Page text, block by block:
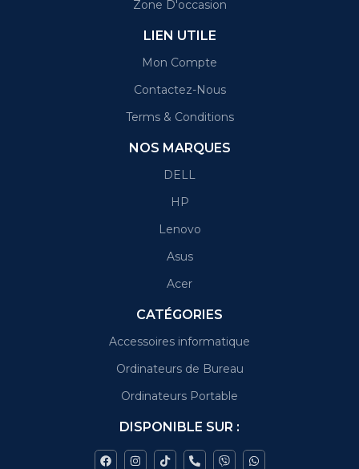
Zone D'occasion
LIEN UTILE
Mon Compte
Contactez-Nous
Terms & Conditions
NOS MARQUES
DELL
HP
Lenovo
Asus
Acer
CATÉGORIES
Accessoires informatique
Ordinateurs de Bureau
Ordinateurs Portable
DISPONIBLE SUR :